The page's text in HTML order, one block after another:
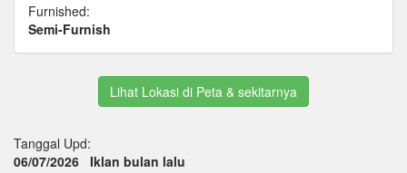
Furnished:
Semi-Furnish
Lihat Lokasi di Peta & sekitarnya
Tanggal Upd:
06/07/2026 Iklan bulan lalu